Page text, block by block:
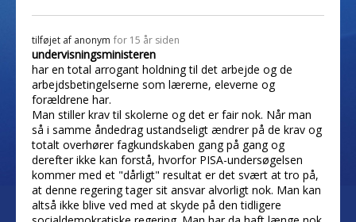
tilføjet af anonym for 15 år siden
undervisningsministeren
har en total arrogant holdning til det arbejde og de
arbejdsbetingelserne som lærerne, eleverne og
forældrene har.
Man stiller krav til skolerne og det er fair nok. Når man
så i samme åndedrag ustandseligt ændrer på de krav og
totalt overhører fagkundskaben gang på gang og
derefter ikke kan forstå, hvorfor PISA-undersøgelsen
kommer med et "dårligt" resultat er det svært at tro på,
at denne regering tager sit ansvar alvorligt nok. Man kan
altså ikke blive ved med at skyde på den tidligere